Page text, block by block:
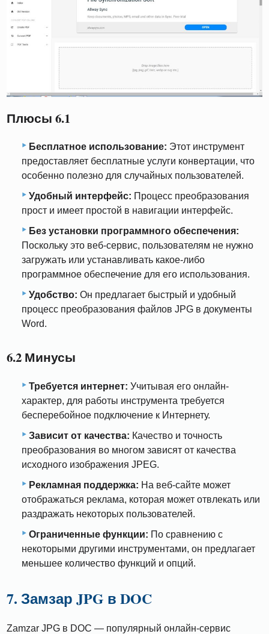
Плюсы 6.1
Бесплатное использование: Этот инструмент
предоставляет бесплатные услуги конвертации, что
особенно полезно для случайных пользователей.
Удобный интерфейс: Процесс преобразования
прост и имеет простой в навигации интерфейс.
Без установки программного обеспечения:
Поскольку это веб-сервис, пользователям не нужно
загружать или устанавливать какое-либо
программное обеспечение для его использования.
Удобство: Он предлагает быстрый и удобный
процесс преобразования файлов JPG в документы
Word.
6.2 Минусы
Требуется интернет: Учитывая его онлайн-
характер, для работы инструмента требуется
бесперебойное подключение к Интернету.
Зависит от качества: Качество и точность
преобразования во многом зависят от качества
исходного изображения JPEG.
Рекламная поддержка: На веб-сайте может
отображаться реклама, которая может отвлекать или
раздражать некоторых пользователей.
Ограниченные функции: По сравнению с
некоторыми другими инструментами, он предлагает
меньшее количество функций и опций.
7. Замзар JPG в DOC
Zamzar JPG в DOC — популярный онлайн-сервис